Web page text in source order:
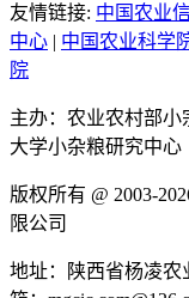
友情链接: 中国农业
中心 | 中国农业科学
院
主办：农业农村部小
大学小杂粮研究中心
版权所有 @ 2003-
限公司
地址：陕西省杨凌农